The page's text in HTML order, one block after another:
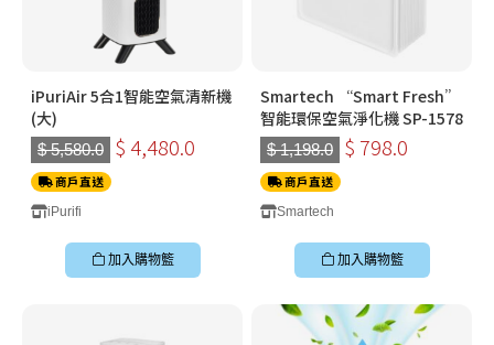
iPuriAir 5合1智能空氣清新機
(大)
$ 5,580.0 $ 4,480.0
商戶直送
iPurifi
加入購物籃
Smartech “Smart Fresh”
智能環保空氣淨化機 SP-1578
$ 1,198.0 $ 798.0
商戶直送
Smartech
加入購物籃